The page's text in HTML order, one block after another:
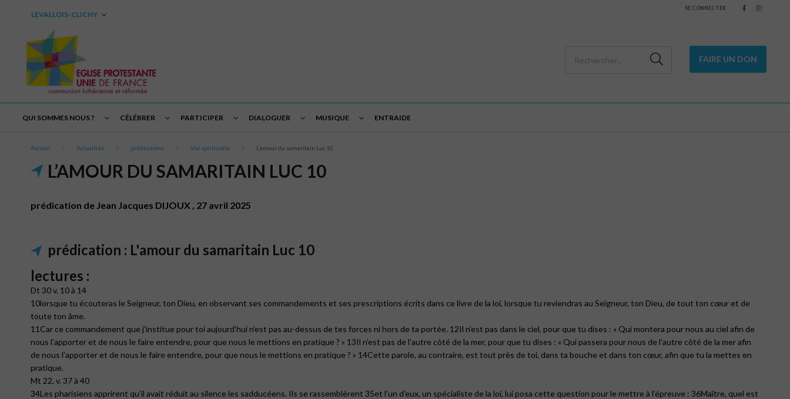
LEVALLOIS-CLICHY
SE CONNECTER
FAIRE UN DON
QUI SOMMES NOUS ? CÉLÉBRER PARTICIPER DIALOGUER MUSIQUE ENTRAIDE
Accueil Actualités prédications Vie spirituelle L’amour du samaritain Luc 10
L’AMOUR DU SAMARITAIN LUC 10
prédication de Jean Jacques DIJOUX , 27 avril 2025
prédication : L'amour du samaritain Luc 10
lectures :
Dt 30 v. 10 à 14
10lorsque tu écouteras le Seigneur, ton Dieu, en observant ses commandements et ses prescriptions écrits dans ce livre de la loi, lorsque tu reviendras au Seigneur, ton Dieu, de tout ton cœur et de
toute ton âme.
11Car ce commandement que j’institue pour toi aujourd’hui n’est pas au-dessus de tes forces ni hors de ta portée. 12Il n’est pas dans le ciel, pour que tu dises : « Qui montera pour nous au ciel afin de
nous l’apporter et de nous le faire entendre, pour que nous le mettions en pratique ? » 13Il n’est pas de l’autre côté de la mer, pour que tu dises : « Qui passera pour nous de l’autre côté de la mer afin
de nous l’apporter et de nous le faire entendre, pour que nous le mettions en pratique ? » 14Cette parole, au contraire, est tout près de toi, dans ta bouche et dans ton cœur, afin que tu la mettes en
pratique.
Mt 22, v. 37 à 40
34Les pharisiens apprirent qu’il avait réduit au silence les sadducéens. Ils se rassemblèrent 35et l’un d’eux, un spécialiste de la loi, lui posa cette question pour le mettre à l’épreuve : 36Maître, quel est